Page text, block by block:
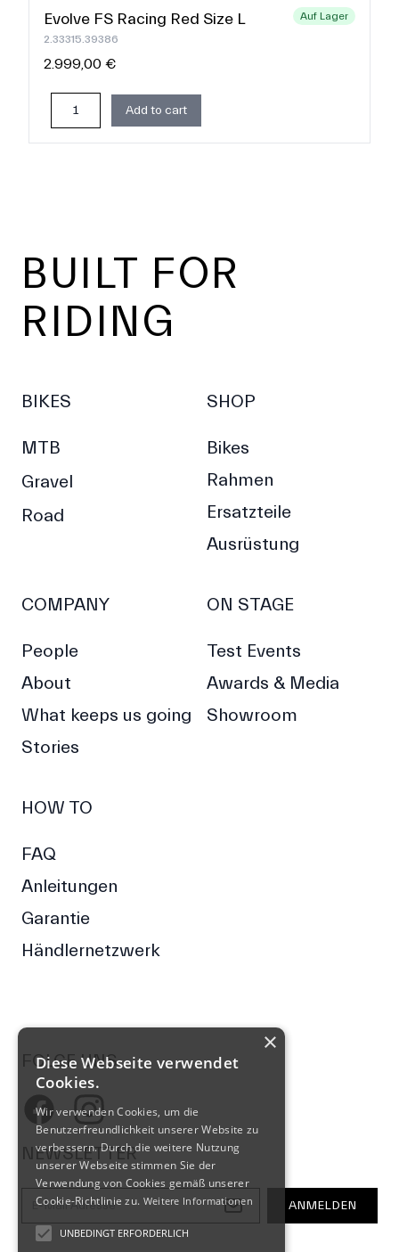
Evolve FS Racing Red Size L
2.33315.39386
Auf Lager
2.999,00 €
Add to cart
BUILT FOR
RIDING
BIKES
MTB
Gravel
Road
SHOP
Bikes
Rahmen
Ersatzteile
Ausrüstung
COMPANY
People
About
What keeps us going
Stories
ON STAGE
Test Events
Awards & Media
Showroom
HOW TO
FAQ
Anleitungen
Garantie
Händlernetzwerk
FOLGE UNS
FacebookInstagram
NEWSLETTER
E-Mail-Adresse ANMELDEN
×
Diese Webseite verwendet
Cookies.
Wir verwenden Cookies, um die
Benutzerfreundlichkeit unserer Website zu
verbessern. Durch die weitere Nutzung
unserer Webseite stimmen Sie der
Verwendung von Cookies gemäß unserer
Cookie-Richtlinie zu. Weitere Informationen
UNBEDINGT ERFORDERLICH